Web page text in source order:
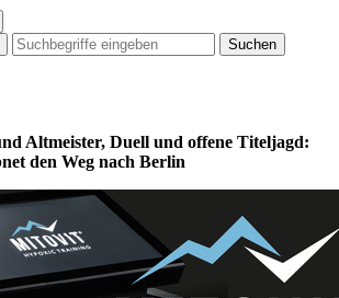
Suchen
Altmeister, Duell und offene Titeljagd:
den Weg nach Berlin